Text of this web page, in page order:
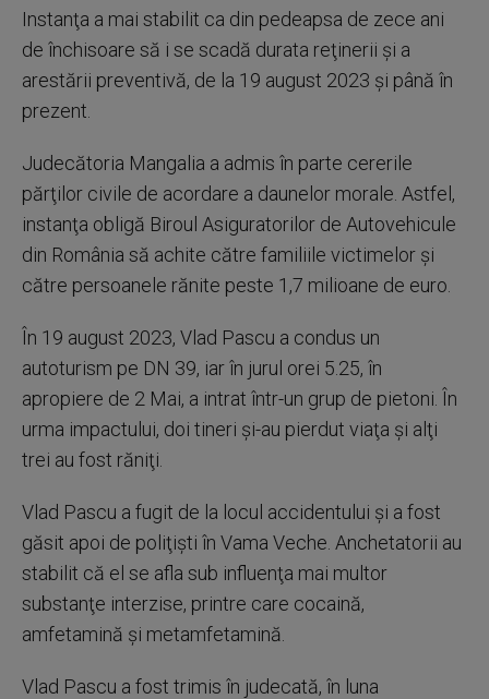
Instanţa a mai stabilit ca din pedeapsa de zece ani
de închisoare să i se scadă durata reţinerii şi a
arestării preventivă, de la 19 august 2023 şi până în
prezent.
Judecătoria Mangalia a admis în parte cererile
părţilor civile de acordare a daunelor morale. Astfel,
instanţa obligă Biroul Asiguratorilor de Autovehicule
din România să achite către familiile victimelor şi
către persoanele rănite peste 1,7 milioane de euro.
În 19 august 2023, Vlad Pascu a condus un
autoturism pe DN 39, iar în jurul orei 5.25, în
apropiere de 2 Mai, a intrat într-un grup de pietoni. În
urma impactului, doi tineri şi-au pierdut viaţa şi alţi
trei au fost răniţi.
Vlad Pascu a fugit de la locul accidentului şi a fost
găsit apoi de poliţişti în Vama Veche. Anchetatorii au
stabilit că el se afla sub influenţa mai multor
substanţe interzise, printre care cocaină,
amfetamină şi metamfetamină.
Vlad Pascu a fost trimis în judecată, în luna